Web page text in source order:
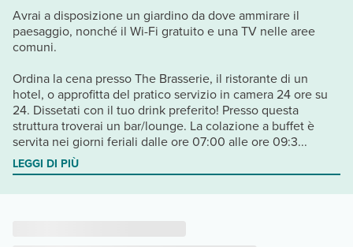
Avrai a disposizione un giardino da dove ammirare il
paesaggio, nonché il Wi-Fi gratuito e una TV nelle aree
comuni.
Ordina la cena presso The Brasserie, il ristorante di un
hotel, o approfitta del pratico servizio in camera 24 ore su
24. Dissetati con il tuo drink preferito! Presso questa
struttura troverai un bar/lounge. La colazione a buffet è
servita nei giorni feriali dalle ore 07:00 alle ore 09:3...
LEGGI DI PIÙ